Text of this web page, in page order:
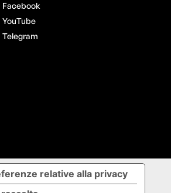
Facebook
YouTube
Telegram
relative alla privacy